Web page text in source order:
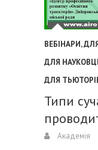
ВЕБІНАРИ,
ДЛЯ
ДЛЯ
Типи
Академія